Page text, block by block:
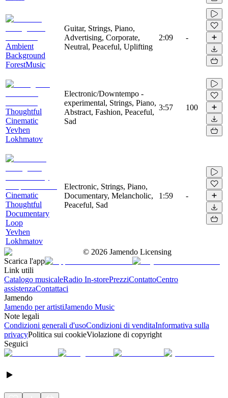
Ambient
Background
ForestMusic
Guitar, Strings, Piano,
Advertising, Corporate,
Neutral, Peaceful, Uplifting
2:09 -
Thoughtful
Cinematic
Yevhen
Lokhmatov
Electronic/Downtempo -
experimental, Strings, Piano,
Abstract, Fashion, Peaceful,
Sad
3:57 100
Cinematic
Thoughtful
Documentary
Loop
Yevhen
Lokhmatov
Electronic, Strings, Piano,
Documentary, Melancholic,
Peaceful, Sad
1:59 -
© 2026 Jamendo Licensing
Scarica l'app
Link utili
Catalogo musicaleRadio In-storePrezziContattoCentro
assistenzaContattaci
Jamendo
Jamendo per artistiJamendo Music
Note legali
Condizioni generali d'usoCondizioni di venditaInformativa sulla
privacyPolitica sui cookieViolazione di copyright
Seguici